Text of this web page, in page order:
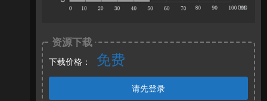
资源下载
下载价格： 免费
请先登录